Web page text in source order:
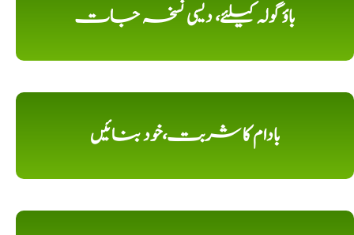
باؤ گولہ کیلئے، دیسی نسخہ جات
بادام کا شربت،خود بنائیں